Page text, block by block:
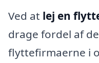
Ved at lej en
drage fordel af
flyttefirmaerne i